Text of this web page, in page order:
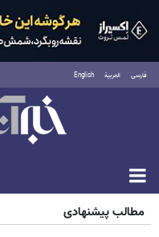
فارسی العربية English
شنبه ۱۷ مرداد ۱۴۰۵
مطالب پیشنهادی